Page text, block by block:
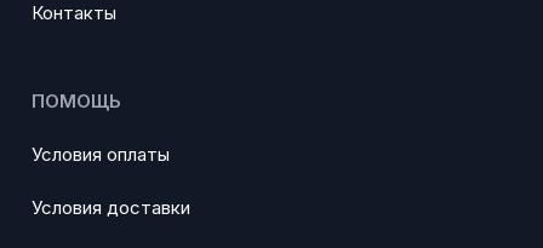
Контакты
ПОМОЩЬ
Условия оплаты
Условия доставки